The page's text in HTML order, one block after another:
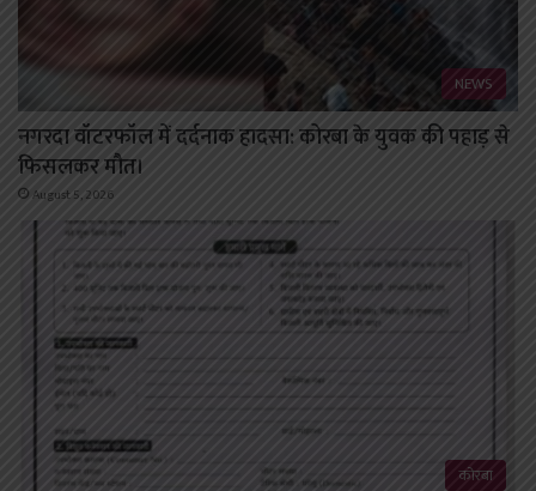
NEWS
नगरदा वॉटरफॉल में दर्दनाक हादसा: कोरबा के युवक की पहाड़ से
फिसलकर मौत।
August 5, 2026
कोरबा